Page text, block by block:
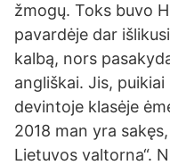
žmogų. Toks buvo
pavardėje dar
kalbą, nors
angliškai. Jis,
devintoje klasėje
2018 man yra
Lietuvos valtorna“.